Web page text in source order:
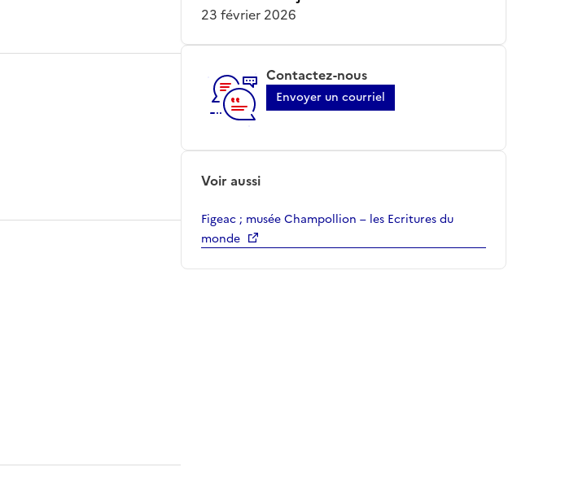
23 février 2026
Contactez-nous
Envoyer un courriel
Voir aussi
Figeac ; musée Champollion – les Ecritures du
monde